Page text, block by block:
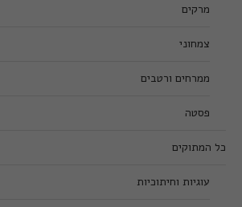
מרקים
צמחוני
ממרחים ורטבים
פסטה
כל המתוקים
עוגיות וחיתוכיות